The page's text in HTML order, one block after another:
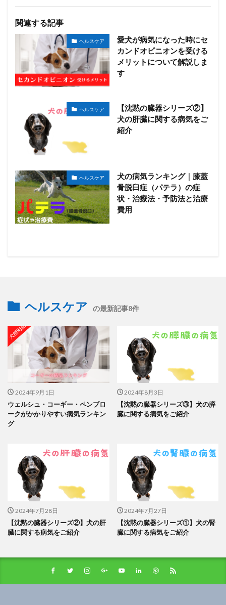
関連する記事
ヘルスケア
愛犬が病気になった時にセ
カンドオピニオンを受ける
メリットについて解説しま
す
ヘルスケア
【沈黙の臓器シリーズ②】
犬の肝臓に関する病気をご
紹介
ヘルスケア
犬の病気ランキング｜膝蓋
骨脱臼症（パテラ）の症
状・治療法・予防法と治療
費用
ヘルスケア の最新記事8件
2024年9月1日
ウェルシュ・コーギー・ペンブロ
ークがかかりやすい病気ランキン
グ
2024年8月3日
【沈黙の臓器シリーズ③】犬の膵
臓に関する病気をご紹介
2024年7月28日
【沈黙の臓器シリーズ②】犬の肝
臓に関する病気をご紹介
2024年7月27日
【沈黙の臓器シリーズ①】犬の腎
臓に関する病気をご紹介